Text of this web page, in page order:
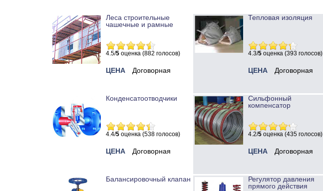
Леса строительные
чашечные и рамные
4.5/5 оценка (882 голосов)
ЦЕНА Договорная
Тепловая изоляция
4.3/5 оценка (393 голосов)
ЦЕНА Договорная
Конденсатоотводчики
4.4/5 оценка (538 голосов)
ЦЕНА Договорная
Сильфонный
компенсатор
4.2/5 оценка (435 голосов)
ЦЕНА Договорная
Балансировочный клапан
Регулятор давления
прямого действия